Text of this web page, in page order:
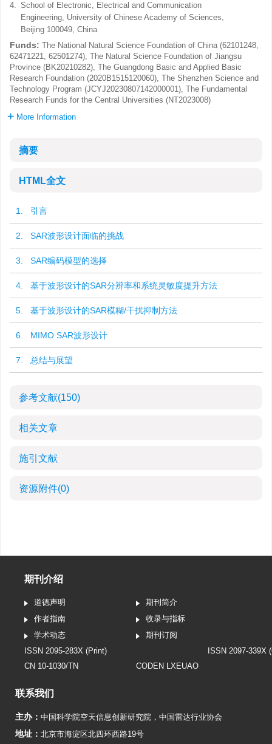
4. School of Electronic, Electrical and Communication
Engineering, University of Chinese Academy of Sciences,
Beijing 100049, China
Funds: The National Natural Science Foundation of China (62101248,
62471221, 62501274), The Natural Science Foundation of Jiangsu
Province (BK20210282), The Guangdong Basic and Applied Basic
Research Foundation (2020B1515120060), The Shenzhen Science and
Technology Program (JCYJ20230807142000001), The Fundamental
Research Funds for the Central Universities (NT2023008)
More Information
摘要
HTML全文
1. 引言
2. SAR波形设计面临的挑战
3. SAR编码模型的选择
4. 基于波形设计的SAR分辨率和系统灵敏度提升方法
5. 基于波形设计的SAR模糊/干扰抑制方法
6. MIMO SAR波形设计
7. 总结与展望
参考文献(150)
相关文章
施引文献
资源附件(0)
期刊介绍
道德声明
期刊简介
作者指南
收录与指标
学术动态
期刊订阅
ISSN 2095-283X (Print)
ISSN 2097-339X
CN 10-1030/TN
CODEN LXEUAO
联系我们
主办： 中国科学院空天信息创新研究院 ， 中国雷达行业协会
地址： 北京市海淀区北四环西路19号